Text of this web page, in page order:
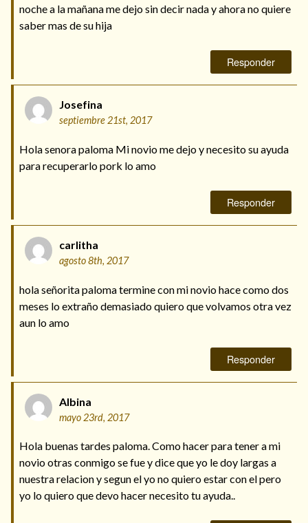
noche a la mañana me dejo sin decir nada y ahora no quiere
saber mas de su hija
Responder
Josefina
septiembre 21st, 2017
Hola senora paloma Mi novio me dejo y necesito su ayuda
para recuperarlo pork lo amo
Responder
carlitha
agosto 8th, 2017
hola señorita paloma termine con mi novio hace como dos
meses lo extraño demasiado quiero que volvamos otra vez
aun lo amo
Responder
Albina
mayo 23rd, 2017
Hola buenas tardes paloma. Como hacer para tener a mi
novio otras conmigo se fue y dice que yo le doy largas a
nuestra relacion y segun el yo no quiero estar con el pero
yo lo quiero que devo hacer necesito tu ayuda..